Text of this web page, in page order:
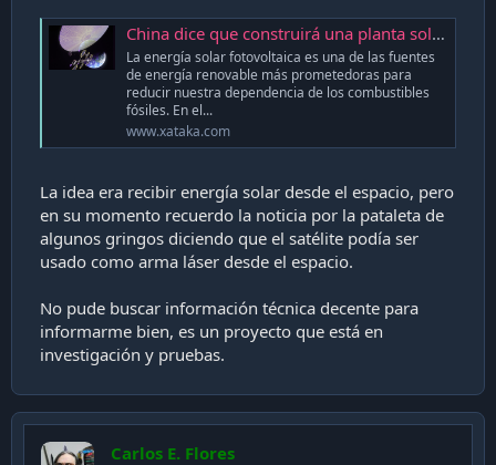
China dice que construirá una planta solar en el espacio: así es como planea transmitir la energía a la Tierra
La energía solar fotovoltaica es una de las fuentes
de energía renovable más prometedoras para
reducir nuestra dependencia de los combustibles
fósiles. En el...
www.xataka.com
La idea era recibir energía solar desde el espacio, pero
en su momento recuerdo la noticia por la pataleta de
algunos gringos diciendo que el satélite podía ser
usado como arma láser desde el espacio.
No pude buscar información técnica decente para
informarme bien, es un proyecto que está en
investigación y pruebas.
Carlos E. Flores